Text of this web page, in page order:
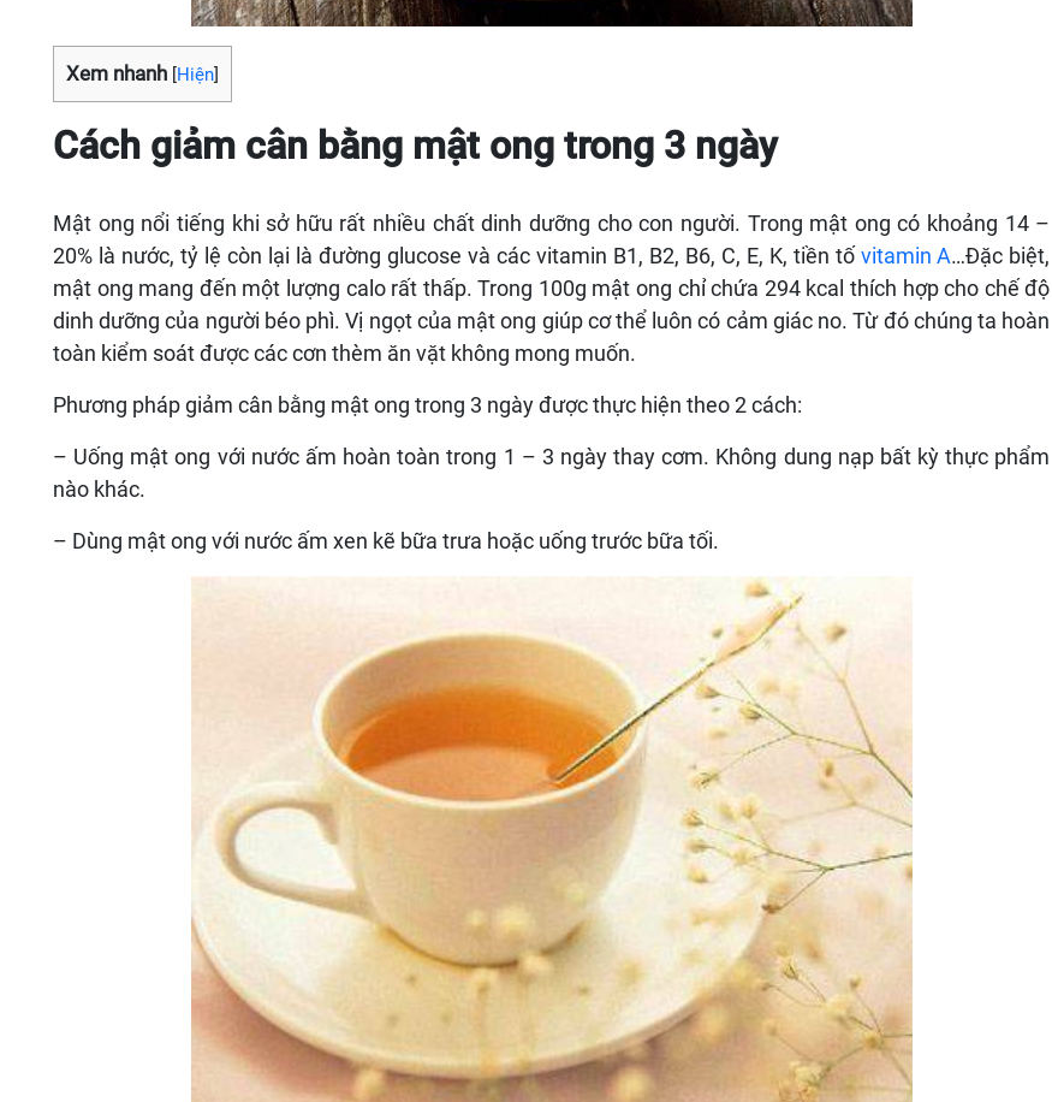
Xem nhanh [Hiện]
Cách giảm cân bằng mật ong trong 3 ngày
Mật ong nổi tiếng khi sở hữu rất nhiều chất dinh dưỡng cho con người. Trong mật ong có khoảng 14 –
20% là nước, tỷ lệ còn lại là đường glucose và các vitamin B1, B2, B6, C, E, K, tiền tốvitamin A…Đặc biệt,
mật ong mang đến một lượng calo rất thấp. Trong 100g mật ong chỉ chứa 294 kcal thích hợp cho chế độ
dinh dưỡng của người béo phì. Vị ngọt của mật ong giúp cơ thể luôn có cảm giác no. Từ đó chúng ta hoàn
toàn kiểm soát được các cơn thèm ăn vặt không mong muốn.
Phương pháp giảm cân bằng mật ong trong 3 ngày được thực hiện theo 2 cách:
– Uống mật ong với nước ấm hoàn toàn trong 1 – 3 ngày thay cơm. Không dung nạp bất kỳ thực phẩm
nào khác.
– Dùng mật ong với nước ấm xen kẽ bữa trưa hoặc uống trước bữa tối.